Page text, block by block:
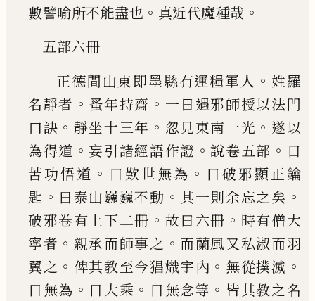
數譬喻所不能盡也 。 真近代魔種哉 。
五部六冊
正德間山東即墨縣有運糧軍人 。 姓羅
名靜者 。 蚤年持齋 。 一日遇邪師授以法門
口訣 。 靜坐十三年 。 忽見東南一光 。 遂以
為得道 。妄引諸經語作證 。說卷五部 。 曰
苦功悟道 。 曰歎世無為 。 曰破邪顯正鑰
匙 。 曰泰山巍巍不動 。其一則余忘之矣 。
破邪卷有上下二冊 。 故曰六冊 。 時有僧大
寧者 。 親承而師事之 。 而蘭風又私淑而羽
翼之 。 俾其教至今猖熾宇內 。 無從撲滅 。
曰無為 。 曰大乘 。 曰無念等 。 皆其教之名